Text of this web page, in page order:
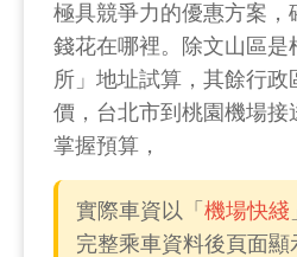
極具競爭力的優惠方案，
錢花在哪裡。除文山區是
所」地址試算，其餘行政
價，台北市到桃園機場接
掌握預算，
實際車資以「 機場快綫
完整乘車資料後頁面顯